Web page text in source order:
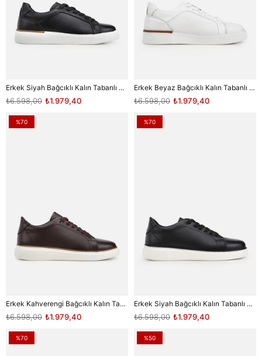
Erkek Siyah Bağcıklı Kalın Tabanlı Günlük Sneaker
₺1.979,40
₺6.598,00
Erkek Beyaz Bağcıklı Kalın Tabanlı Günlük Sneaker
₺1.979,40
₺6.598,00
Erkek Kahverengi Bağcıklı Kalın Tabanlı Günlük Sneaker
₺1.979,40
₺6.598,00
%70
Erkek Siyah Bağcıklı Kalın Tabanlı Günlük Sneaker
₺1.979,40
₺6.598,00
%70
%70 %50